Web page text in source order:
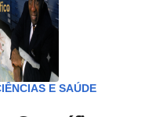
E SAÚDE